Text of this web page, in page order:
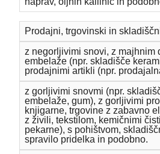
Prodajni, trgovinski in
z negorljivimi snovi, z majhnim
embelaže (npr. skladišče
prodajnimi artikli (npr.
z gorljivimi snovmi (npr.
embelaže, gum), z gorljivimi
knjigarne, trgovine z zabavno
z živili, tekstilom, kemičnimi
pekarne), s pohištvom,
spravilo pridelka in podobno.